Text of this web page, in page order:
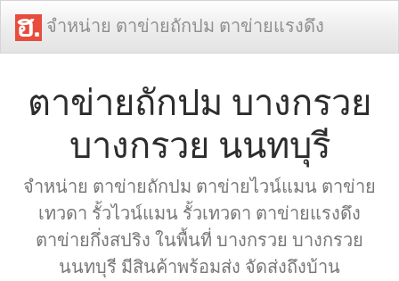
จำหน่าย ตาข่ายถักปม ตาข่ายแรงดึง
ตาข่ายถักปม บางกรวย
บางกรวย นนทบุรี
จำหน่าย ตาข่ายถักปม ตาข่ายไวน์แมน ตาข่าย
เทวดา รั้วไวน์แมน รั้วเทวดา ตาข่ายแรงดึง
ตาข่ายกึ่งสปริง ในพื้นที่ บางกรวย บางกรวย
นนทบุรี มีสินค้าพร้อมส่ง จัดส่งถึงบ้าน